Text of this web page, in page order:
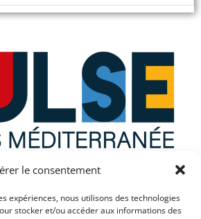
le consentement
expériences, nous utilisons des technologies
stocker et/ou accéder aux informations des
recherchez vous ?